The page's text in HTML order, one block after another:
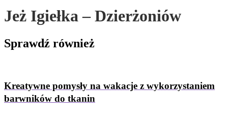
Jeż Igiełka – Dzierżoniów
Sprawdź również
Kreatywne pomysły na wakacje z wykorzystaniem
barwników do tkanin